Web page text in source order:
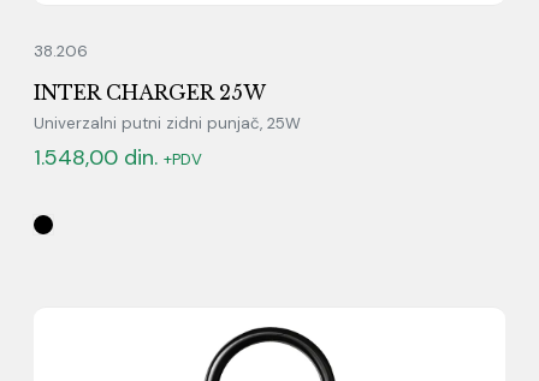
38.206
INTER CHARGER 25W
Univerzalni putni zidni punjač, 25W
1.548,00 din. +PDV